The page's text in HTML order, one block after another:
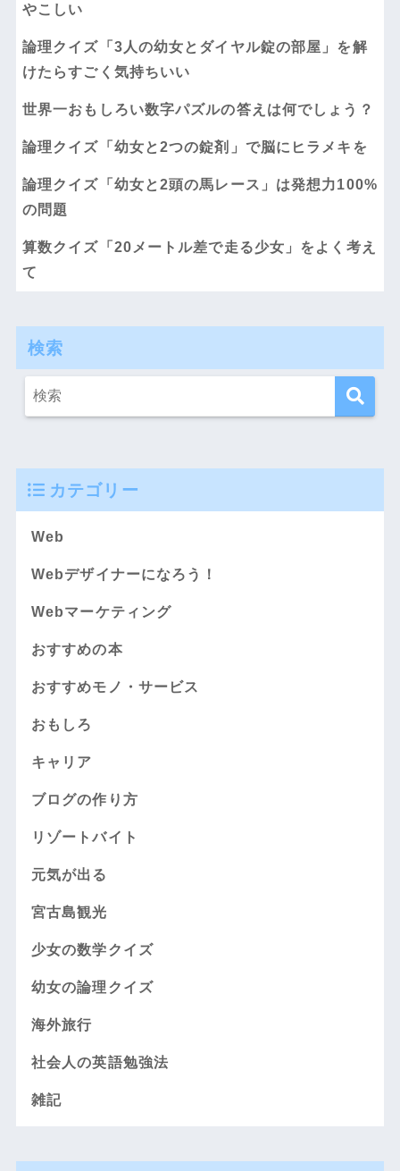
やこしい
論理クイズ「3人の幼女とダイヤル錠の部屋」を解
けたらすごく気持ちいい
世界一おもしろい数字パズルの答えは何でしょう？
論理クイズ「幼女と2つの錠剤」で脳にヒラメキを
論理クイズ「幼女と2頭の馬レース」は発想力100%
の問題
算数クイズ「20メートル差で走る少女」をよく考え
て
検索
カテゴリー
Web
Webデザイナーになろう！
Webマーケティング
おすすめの本
おすすめモノ・サービス
おもしろ
キャリア
ブログの作り方
リゾートバイト
元気が出る
宮古島観光
少女の数学クイズ
幼女の論理クイズ
海外旅行
社会人の英語勉強法
雑記